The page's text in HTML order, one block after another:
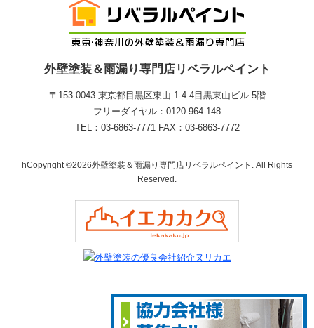
外壁塗装＆雨漏り専門店リベラルペイント
〒153-0043 東京都目黒区東山 1‐4‐4目黒東山ビル 5階
フリーダイヤル：0120-964-148
TEL：03-6863-7771 FAX：03-6863-7772
hCopyright ©2026外壁塗装＆雨漏り専門店リベラルペイント. All Rights
Reserved.